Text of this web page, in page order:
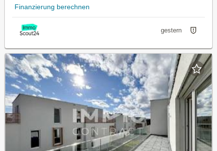
Finanzierung berechnen
gestern